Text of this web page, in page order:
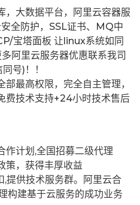
，大数据平台，阿里云容器服
全防护，SSL证书、MQ中
宝塔面板 让 linux系统如同
阿里云服务器优惠联系我司
号)！！
最高权限，完全自主管理，
费技术支持+24小时技术售后
作计划,全国招募二级代理
策，获得丰厚收益
提供技术服务群。阿里云合
构建基于云服务的成功业务